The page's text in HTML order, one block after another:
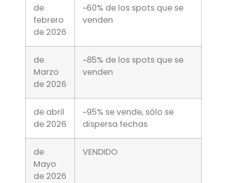
de
febrero
de 2026
~60% de los spots que se
venden
de
Marzo
de 2026
~85% de los spots que se
venden
de abril
de 2026
~95% se vende, sólo se
dispersa fechas
de
Mayo
de 2026
VENDIDO